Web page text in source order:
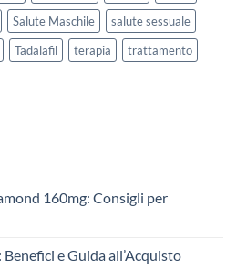
Salute Maschile
salute sessuale
Tadalafil terapia
trattamento
160mg: Consigli per
e Guida all’Acquisto